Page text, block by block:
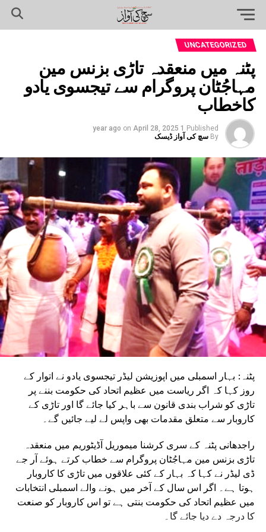
UNCATEGORIZED
پٹنہ میں منعقدہ تاڑی بزنس مین
مہاجُٹان پروگرام سے تیجسوی یادو
کاخطاب
Published
1 year ago
on April 28, 2025
By سچ کی آواز ڈیسک
پٹنہ: بہار اسمبلی میں اپوزیشن لیڈر تیجسوی یادو نے اتوار کے
روز کہا کہ اگر ریاست میں عظیم اتحاد کی حکومت بننے پر
تاڑی کو شراب بندی قانون سے باہر کیا جائے گا اور تاڑی کے
کاروبار سے متعلق مقدمات بھی واپس لے لیے جائیں گے۔
راجدھانی پٹنہ کے سری کرشنا میموریل آڈیٹوریم میں منعقدہ
تاڑی بزنس مین مہاجُٹان پروگرام سے خطاب کرتے ہوئے آر جے
ڈی لیڈر نے کہا کہ بہار کے کئی علاقوں میں تاڑی کا کاروبار
ہوتا ہے۔ اگر اس سال کے آخر میں ہونے والے اسمبلی انتخابات
میں عظیم اتحاد کی حکومت بنتی ہے تو اس کاروبار کو صنعت
کا درجہ دے دیا جائے گا۔